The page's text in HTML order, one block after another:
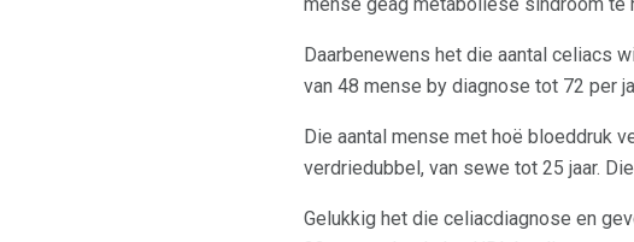
Daarbenewens het die aantal celiacs
van 48 mense by diagnose tot 72 per
Die aantal mense met hoë bloeddruk
verdriedubbel, van sewe tot 25 jaar.
Gelukkig het die celiacdiagnose en